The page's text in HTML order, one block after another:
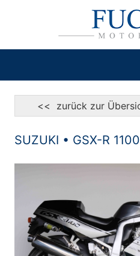
<< zurück zur
SUZUKI • GSX-R 1100